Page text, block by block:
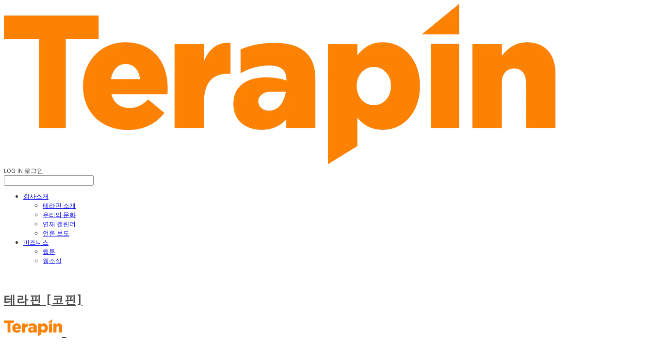
LOG IN 로그인
회사소개
테라핀 소개
우리의 문화
연재 캘린더
언론 보도
비즈니스
웹툰
웹소설
테라핀 [코핀]